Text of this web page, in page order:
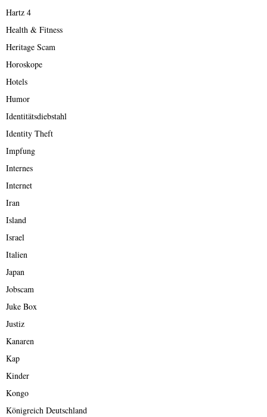
Hartz 4
Health & Fitness
Heritage Scam
Horoskope
Hotels
Humor
Identitätsdiebstahl
Identity Theft
Impfung
Internes
Internet
Iran
Island
Israel
Italien
Japan
Jobscam
Juke Box
Justiz
Kanaren
Kap
Kinder
Kongo
Königreich Deutschland